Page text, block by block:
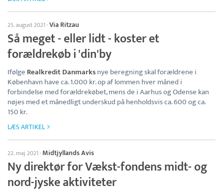
25. august 2021·Via Ritzau
Så meget - eller lidt - koster et
forældrekøb i 'din'by
Ifølge Realkredit Danmarksnye beregning skal forældrene i
København have ca. 1.000 kr. op af lommen hver måned i
forbindelse med forældrekøbet, mens de i Aarhus og Odense kan
nøjes med et månedligt underskud på henholdsvis ca. 600 og ca.
150 kr.
LÆS ARTIKEL
22. maj 2021· Midtjyllands Avis
Ny direktør for Vækst-fondens midt- og
nord-jyske aktiviteter